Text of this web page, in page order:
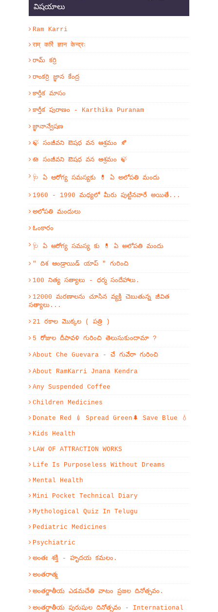
విషయాలు
Ram Karri
राम् कर्रि ज्ञान केन्द्रः
రామ్ కర్రి
రాంకర్రి జ్ఞాన కేంద్ర
కార్తీక మాసం
కార్తీక పురాణం - Karthika Puranam
జ్ఞానాన్వేషణ
🍃 సంజీవని ఔషధ వన ఆశ్రమం 🍂
🪷 సంజీవని ఔషధ వన ఆశ్రమం 🍃
🩺 ఏ ఆరోగ్య సమస్యకు 💊 ఏ అలోపతి మందు
1960 - 1990 మధ్యలో మీరు పుట్టినవారే అయితే...
అలోపతి మందులు
ఓంకారం
🩺 ఏ ఆరోగ్య సమస్య కు 💊 ఏ అలోపతి మందు
" దిశ ఆండ్రాయిడ్ యాప్ " గురించి
100 నిత్య సత్యాలు - ధర్మ సందేహాలు.
12000 మరణాలను చూసిన వ్యక్తి చెబుతున్న జీవిత
సత్యాలు...
21 రకాల మొక్కల ( పత్రి )
5 రోజుల దీపావళి గురించి తెలుసుకుందామా ?
About Che Guevara - చే గువేరా గురించి
About RamKarri Jnana Kendra
Any Suspended Coffee
Children Medicines
Donate Red 💉 Spread Green🌲 Save Blue 💧
Kids Health
LAW OF ATTRACTION WORKS
Life Is Purposeless Without Dreams
Mental Health
Mini Pocket Technical Diary
Mythological Quiz In Telugu
Pediatric Medicines
Psychiatric
అంతః శక్తి - హృదయ కమలం.
అంతరాత్మ
అంతర్జాతీయ ఎడమచేతి వాటం ప్రజల దినోత్సవం.
అంతర్జాతీయ పురుషుల దినోత్సవం - International